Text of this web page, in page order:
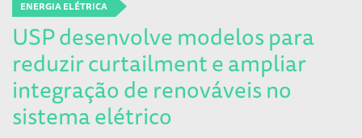
ENERGIA ELÉTRICA
USP desenvolve modelos para
reduzir curtailment e ampliar
integração de renováveis no
sistema elétrico